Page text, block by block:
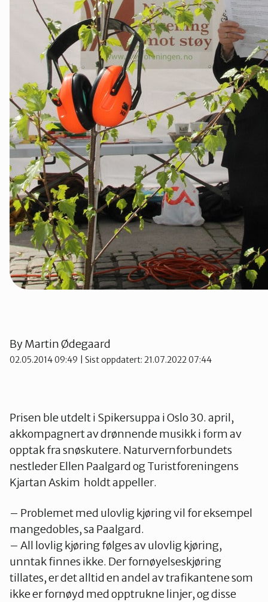
Telemark
Troms
Vestfold
Østfold
Rogaland
ByMartin Ødegaard
02.05.2014 09:49 | Sist oppdatert: 21.07.2022 07:44
Prisen ble utdelt i Spikersuppa i Oslo 30. april,
akkompagnert av drønnende musikk i form av
opptak fra snøskutere. Naturvernforbundets
nestleder Ellen Paalgard og Turistforeningens
Kjartan Askim holdt appeller.
– Problemet med ulovlig kjøring vil for eksempel
mangedobles, sa Paalgard.
– All lovlig kjøring følges av ulovlig kjøring,
unntak finnes ikke. Der fornøyelseskjøring
tillates, er det alltid en andel av trafikantene som
ikke er fornøyd med opptrukne linjer, og disse